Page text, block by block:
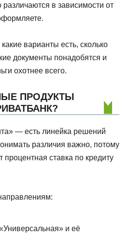
в зависимости от
варианты есть, сколько
документы понадобятся и
охотнее всего.
ПРОДУКТЫ
— есть линейка решений
различия важно, потому
процентная ставка по кредиту
и её